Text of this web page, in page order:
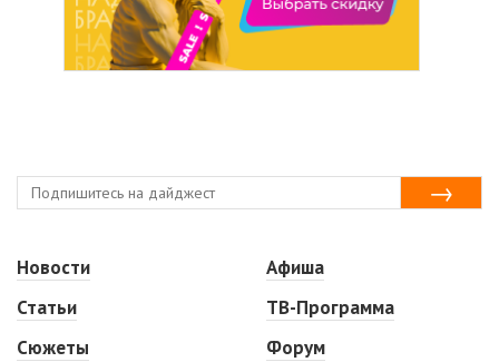
Новости
Статьи
Сюжеты
Афиша
ТВ-Программа
Форум